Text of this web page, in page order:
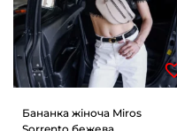
Бананка жіноча Miros